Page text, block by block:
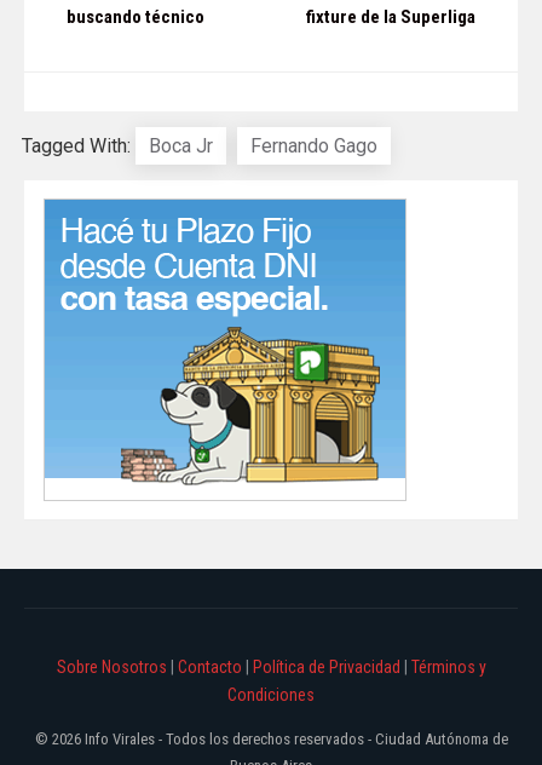
buscando técnico
fixture de la Superliga
Tagged With: Boca Jr Fernando Gago
Sobre Nosotros Contacto Política de Privacidad
Términos y
Condiciones
© 2026 Info Virales - Todos los derechos reservados - Ciudad Autónoma de